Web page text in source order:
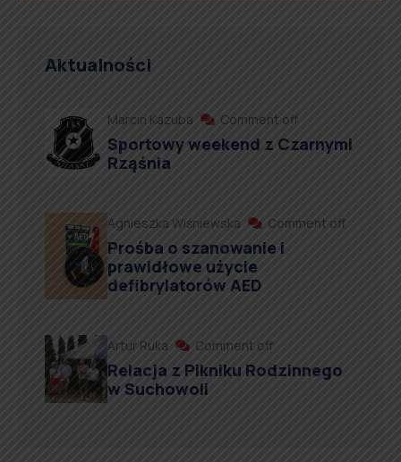
Aktualności
Marcin Kazuba Comment off
Sportowy weekend z Czarnymi
Rząśnia
Agnieszka Wiśniewska Comment off
Prośba o szanowanie i
prawidłowe użycie
defibrylatorów AED
Artur Ruka Comment off
Relacja z Pikniku Rodzinnego
w Suchowoli